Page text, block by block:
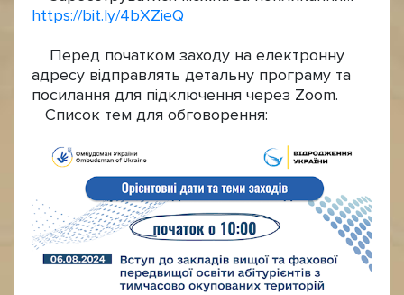
https://bit.ly/4bXZieQ
Перед початком заходу на електронну
адресу відправлять детальну програму та
посилання для підключення через Zoom.
Список тем для обговорення: